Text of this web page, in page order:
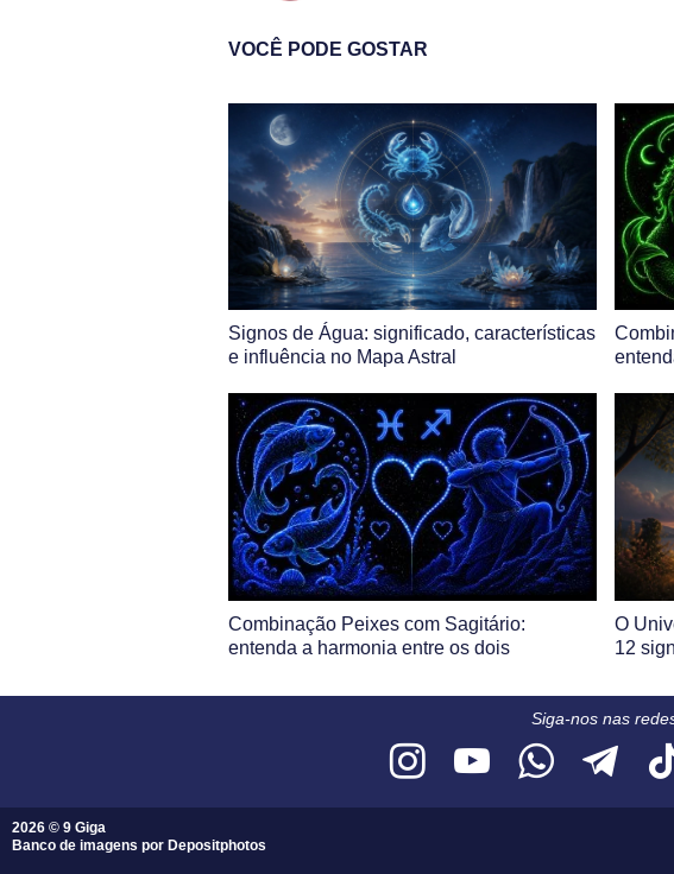
VOCÊ PODE GOSTAR
Signos de Água: significado, características
e influência no Mapa Astral
Combinação Peixes com Sagitário:
entenda a harmonia entre os dois
O
12
Siga-nos nas
2026 © 9 Giga
Banco de imagens por Depositphotos